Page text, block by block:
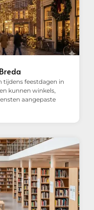
tijdens feestdagen in
kunnen winkels,
aangepaste